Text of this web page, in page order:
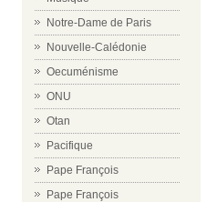
Notre-Dame de Paris
Nouvelle-Calédonie
Oecuménisme
ONU
Otan
Pacifique
Pape François
Pape François